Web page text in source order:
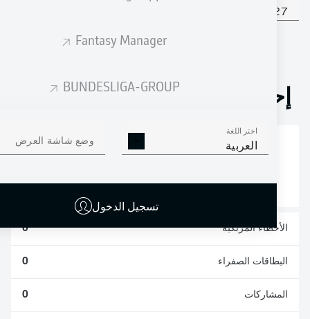
Fantasy Manager
BUNDESLIGA-GROUP
اختر اللغة
العربية وضع شاشة العرض
تسجيل الدخول
2026/2027
إحصائيات موسم 2026/2027
الافتكاكات الناجحة
الالتحامات الهوائية
الأخطاء المرتكبة 0
البطاقات الصفراء
المشاركات